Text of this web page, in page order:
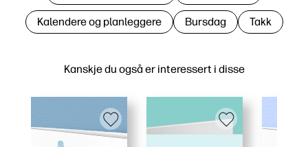
Kanskje du også er interessert i disse
Kalendere og planleggere Bursdag Takk